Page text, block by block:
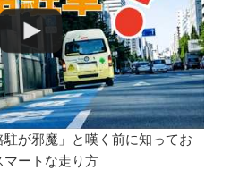
駐が邪魔」と嘆く前に知ってお
マートな走り方